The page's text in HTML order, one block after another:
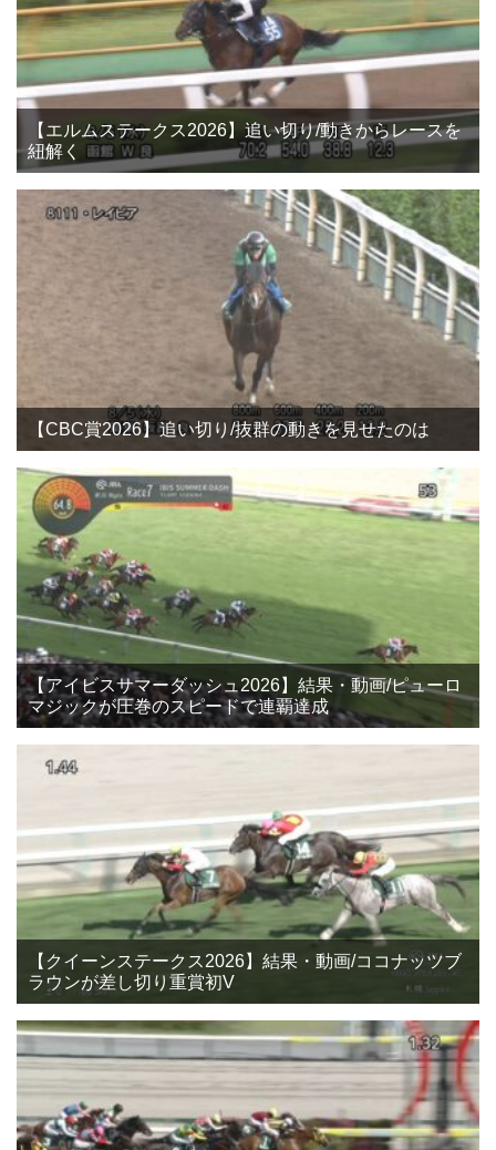
【エルムステークス2026】追い切り/動きからレースを
紐解く
【CBC賞2026】追い切り/抜群の動きを見せたのは
【アイビスサマーダッシュ2026】結果・動画/ピューロ
マジックが圧巻のスピードで連覇達成
【クイーンステークス2026】結果・動画/ココナッツブ
ラウンが差し切り重賞初V